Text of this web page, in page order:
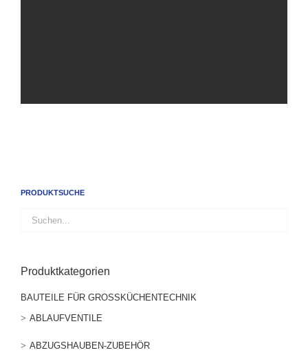
PRODUKTSUCHE
Produktkategorien
BAUTEILE FÜR GROSSKÜCHENTECHNIK
ABLAUFVENTILE
ABZUGSHAUBEN-ZUBEHÖR